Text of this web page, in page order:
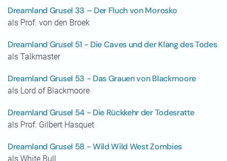
Dreamland Grusel 33 – Der Fluch von Morosko
als Prof. von den Broek
Dreamland Grusel 51 - Die Caves und der Klang des Todes
als Talkmaster
Dreamland Grusel 53 - Das Grauen von Blackmoore
als Lord of Blackmoore
Dreamland Grusel 54 - Die Rückkehr der Todesratte
als Prof. Gilbert Hasquet
Dreamland Grusel 58 - Wild Wild West Zombies
als White Bull